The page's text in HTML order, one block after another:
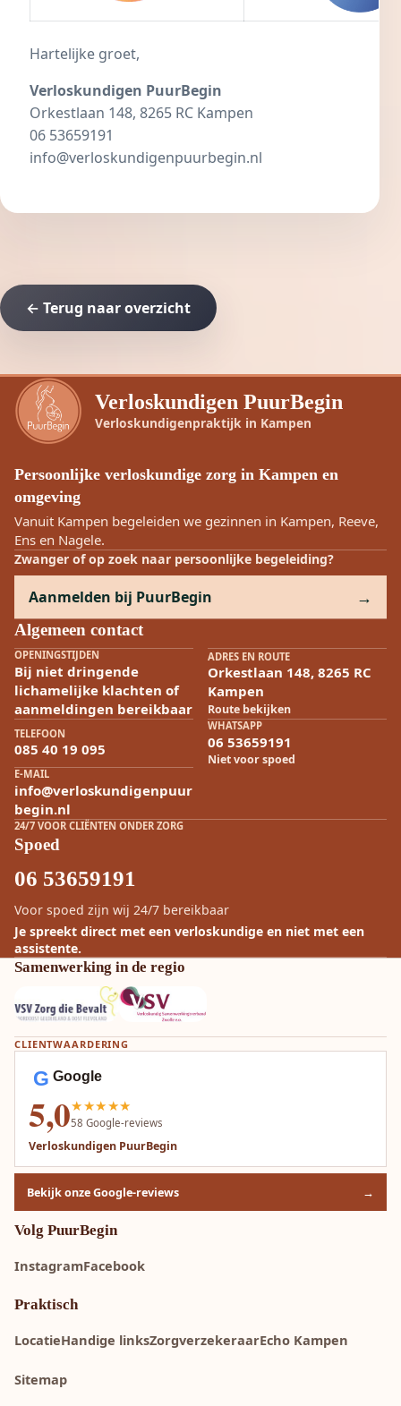
Hartelijke groet,
Verloskundigen PuurBegin
Orkestlaan 148, 8265 RC Kampen
06 53659191
info@verloskundigenpuurbegin.nl
← Terug naar overzicht
Verloskundigen PuurBegin
Verloskundigenpraktijk in Kampen
Persoonlijke verloskundige zorg in Kampen en
omgeving
Vanuit Kampen begeleiden we gezinnen in Kampen, Reeve,
Ens en Nagele.
Zwanger of op zoek naar persoonlijke begeleiding?
Aanmelden bij PuurBegin
Algemeen contact
OPENINGSTIJDEN
Bij niet dringende
lichamelijke klachten of
aanmeldingen bereikbaar
ADRES EN ROUTE
Orkestlaan 148, 8265 RC
Kampen
Route bekijken
TELEFOON
085 40 19 095
WHATSAPP
06 53659191
Niet voor spoed
E-MAIL
info@verloskundigenpuur
begin.nl
24/7 VOOR CLIËNTEN ONDER ZORG
Spoed
06 53659191
Voor spoed zijn wij 24/7 bereikbaar
Je spreekt direct met een verloskundige en niet met een
assistente.
Samenwerking in de regio
CLIENTWAARDERING
G Google
5,0★★★★★
58 Google-reviews
Verloskundigen PuurBegin
Bekijk onze Google-reviews →
Volg PuurBegin
InstagramFacebook
Praktisch
LocatieHandige linksZorgverzekeraarEcho Kampen
Sitemap